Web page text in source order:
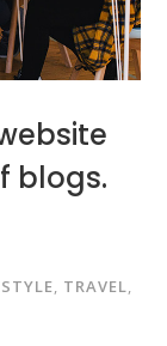
blogs.
, TRAVEL,